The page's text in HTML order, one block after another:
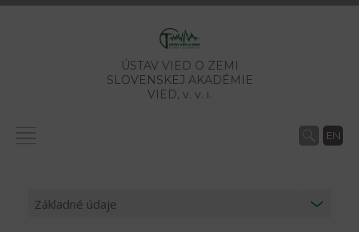
ÚSTAV VIED O ZEMI
SLOVENSKEJ AKADÉMIE
VIED, v. v. i.
EN